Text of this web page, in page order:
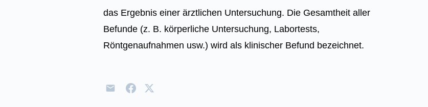
das Ergebnis einer ärztlichen Untersuchung. Die Gesamtheit aller
Befunde (z. B. körperliche Untersuchung, Labortests,
Röntgenaufnahmen usw.) wird als klinischer Befund bezeichnet.